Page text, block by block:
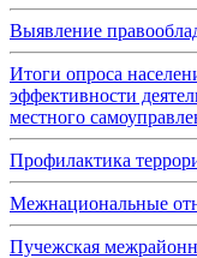
Выявление
Итоги опроса
эффективности
местного
Профилактика
Межнациональные
Пучежская